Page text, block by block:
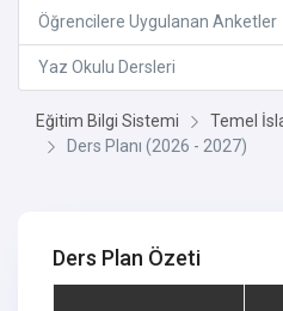
Öğrencilere Uygulanan Anketler
Yaz Okulu Dersleri
Eğitim Bilgi Sistemi
Temel
Ders Planı (2026 - 2027)
Ders Plan Özeti